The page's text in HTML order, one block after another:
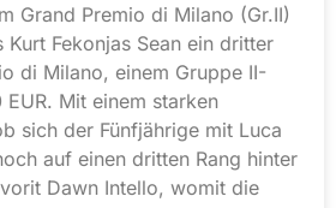
Grand Premio di Milano (Gr.II)
Fekonjas Sean ein dritter
di Milano, einem Gruppe II-
EUR. Mit einem starken
sich der Fünfjährige mit Luca
auf einen dritten Rang hinter
Dawn Intello, womit die